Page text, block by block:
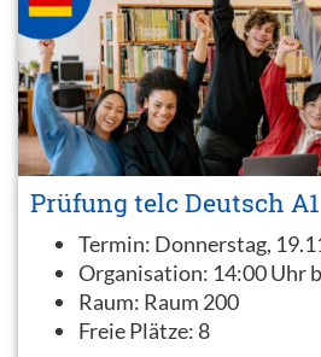
Prüfung telc Deutsch A1
Termin: Donnerstag,
Organisation: 14:00 Uhr
Raum: Raum 200
Freie Plätze: 8